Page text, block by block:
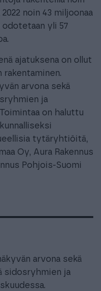
noin 43 miljoonaa
odotetaan yli 57
ajatuksena on ollut
rakentaminen.
arvona sekä
ja
on haluttu
tytäryhtiöitä,
Oy, Aura Rakennus
Pohjois-Suomi
arvona sekä
sidosryhmien ja